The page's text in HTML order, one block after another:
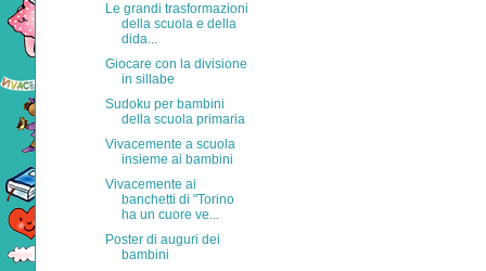
Le grandi trasformazioni
della scuola e della
dida...
Giocare con la divisione
in sillabe
Sudoku per bambini
della scuola primaria
Vivacemente a scuola
insieme ai bambini
Vivacemente ai
banchetti di "Torino
ha un cuore ve...
Poster di auguri dei
bambini